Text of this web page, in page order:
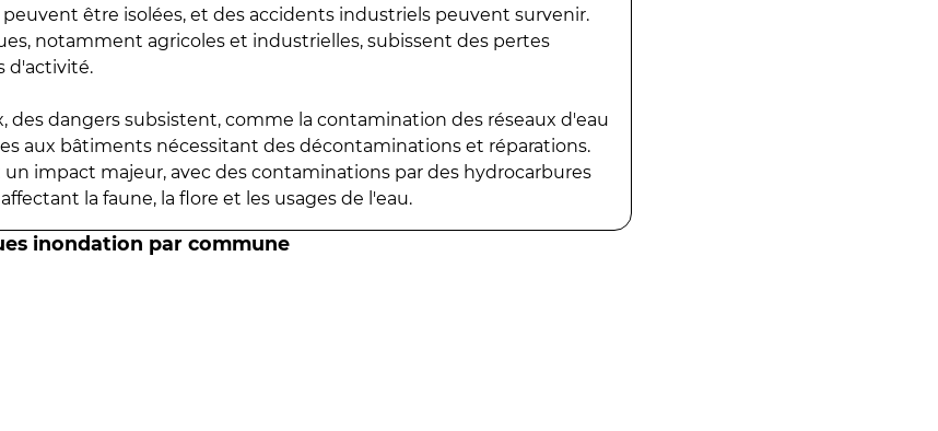
être isolées, et des accidents industriels peuvent survenir.
notamment agricoles et industrielles, subissent des pertes
d'activité.
des dangers subsistent, comme la contamination des réseaux d'eau
aux bâtiments nécessitant des décontaminations et réparations.
impact majeur, avec des contaminations par des hydrocarbures
la faune, la flore et les usages de l'eau.
inondation par commune